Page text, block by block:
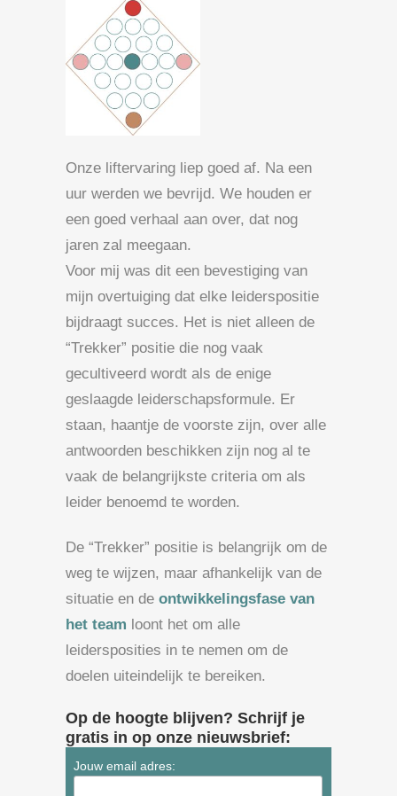
Onze liftervaring liep goed af. Na een
uur werden we bevrijd. We houden er
een goed verhaal aan over, dat nog
jaren zal meegaan.
Voor mij was dit een bevestiging van
mijn overtuiging dat elke leiderspositie
bijdraagt succes. Het is niet alleen de
“Trekker” positie die nog vaak
gecultiveerd wordt als de enige
geslaagde leiderschapsformule. Er
staan, haantje de voorste zijn, over alle
antwoorden beschikken zijn nog al te
vaak de belangrijkste criteria om als
leider benoemd te worden.
De “Trekker” positie is belangrijk om de
weg te wijzen, maar afhankelijk van de
situatie en de ontwikkelingsfase van
het team loont het om alle
leidersposities in te nemen om de
doelen uiteindelijk te bereiken.
Op de hoogte blijven? Schrijf je
gratis in op onze nieuwsbrief:
Jouw email adres: